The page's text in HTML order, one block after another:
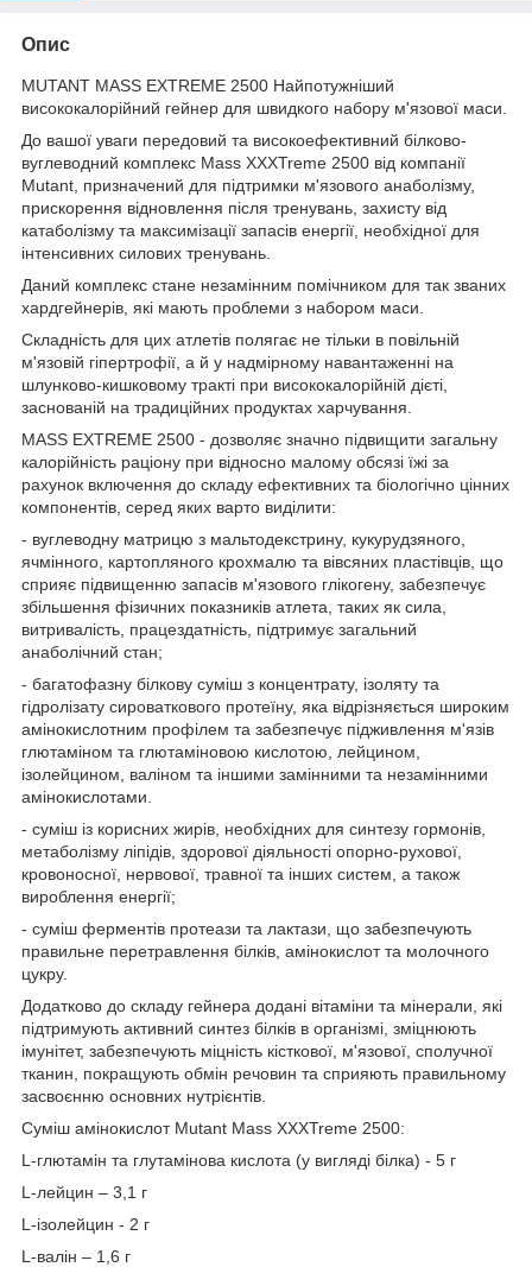
Опис
MUTANT MASS EXTREME 2500 Найпотужніший
висококалорійний гейнер для швидкого набору м'язової маси.
До вашої уваги передовий та високоефективний білково-
вуглеводний комплекс Mass XXXTreme 2500 від компанії
Mutant, призначений для підтримки м'язового анаболізму,
прискорення відновлення після тренувань, захисту від
катаболізму та максимізації запасів енергії, необхідної для
інтенсивних силових тренувань.
Даний комплекс стане незамінним помічником для так званих
хардгейнерів, які мають проблеми з набором маси.
Складність для цих атлетів полягає не тільки в повільній
м'язовій гіпертрофії, а й у надмірному навантаженні на
шлунково-кишковому тракті при висококалорійній дієті,
заснованій на традиційних продуктах харчування.
MASS EXTREME 2500 - дозволяє значно підвищити загальну
калорійність раціону при відносно малому обсязі їжі за
рахунок включення до складу ефективних та біологічно цінних
компонентів, серед яких варто виділити:
- вуглеводну матрицю з мальтодекстрину, кукурудзяного,
ячмінного, картопляного крохмалю та вівсяних пластівців, що
сприяє підвищенню запасів м'язового глікогену, забезпечує
збільшення фізичних показників атлета, таких як сила,
витривалість, працездатність, підтримує загальний
анаболічний стан;
- багатофазну білкову суміш з концентрату, ізоляту та
гідролізату сироваткового протеїну, яка відрізняється широким
амінокислотним профілем та забезпечує підживлення м'язів
глютаміном та глютаміновою кислотою, лейцином,
ізолейцином, валіном та іншими замінними та незамінними
амінокислотами.
- суміш із корисних жирів, необхідних для синтезу гормонів,
метаболізму ліпідів, здорової діяльності опорно-рухової,
кровоносної, нервової, травної та інших систем, а також
вироблення енергії;
- суміш ферментів протеази та лактази, що забезпечують
правильне перетравлення білків, амінокислот та молочного
цукру.
Додатково до складу гейнера додані вітаміни та мінерали, які
підтримують активний синтез білків в організмі, зміцнюють
імунітет, забезпечують міцність кісткової, м'язової, сполучної
тканин, покращують обмін речовин та сприяють правильному
засвоєнню основних нутрієнтів.
Суміш амінокислот Mutant Mass XXXTreme 2500:
L-глютамін та глутамінова кислота (у вигляді білка) - 5 г
L-лейцин – 3,1 г
L-ізолейцин - 2 г
L-валін – 1,6 г